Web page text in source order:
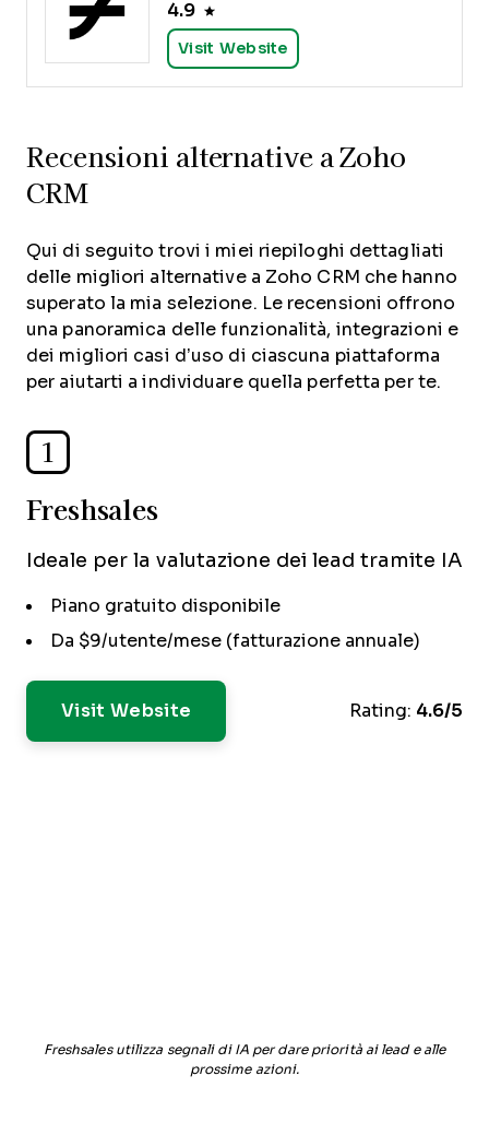
4.9
Visit Website
Recensioni alternative a Zoho
CRM
Qui di seguito trovi i miei riepiloghi dettagliati
delle migliori alternative a Zoho CRM che hanno
superato la mia selezione. Le recensioni offrono
una panoramica delle funzionalità, integrazioni e
dei migliori casi d’uso di ciascuna piattaforma
per aiutarti a individuare quella perfetta per te.
1
Freshsales
Ideale per la valutazione dei lead tramite IA
Piano gratuito disponibile
Da $9/utente/mese (fatturazione annuale)
Visit Website Rating: 4.6/5
Freshsales utilizza segnali di IA per dare priorità ai lead e alle
prossime azioni.